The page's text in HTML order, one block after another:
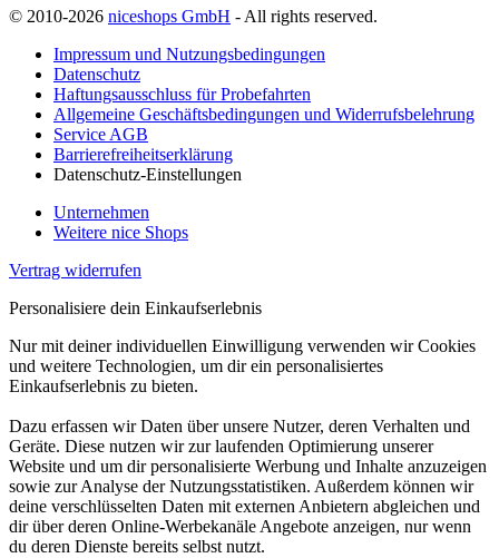
© 2010-2026 niceshops GmbH - All rights reserved.
Impressum und Nutzungsbedingungen
Datenschutz
Haftungsausschluss für Probefahrten
Allgemeine Geschäftsbedingungen und Widerrufsbelehrung
Service AGB
Barrierefreiheitserklärung
Datenschutz-Einstellungen
Unternehmen
Weitere nice Shops
Vertrag widerrufen
Personalisiere dein Einkaufserlebnis
Nur mit deiner individuellen Einwilligung verwenden wir Cookies
und weitere Technologien, um dir ein personalisiertes
Einkaufserlebnis zu bieten.
Dazu erfassen wir Daten über unsere Nutzer, deren Verhalten und
Geräte. Diese nutzen wir zur laufenden Optimierung unserer
Website und um dir personalisierte Werbung und Inhalte anzuzeigen
sowie zur Analyse der Nutzungsstatistiken. Außerdem können wir
deine verschlüsselten Daten mit externen Anbietern abgleichen und
dir über deren Online-Werbekanäle Angebote anzeigen, nur wenn
du deren Dienste bereits selbst nutzt.